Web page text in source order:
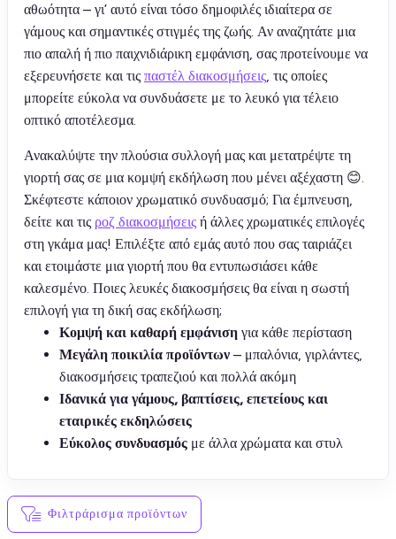
αθωότητα – γι’ αυτό είναι τόσο δημοφιλές ιδιαίτερα σε
γάμους και σημαντικές στιγμές της ζωής. Αν αναζητάτε μια
πιο απαλή ή πιο παιχνιδιάρικη εμφάνιση, σας προτείνουμε να
εξερευνήσετε και τις παστέλ διακοσμήσεις, τις οποίες
μπορείτε εύκολα να συνδυάσετε με το λευκό για τέλειο
οπτικό αποτέλεσμα.
Ανακαλύψτε την πλούσια συλλογή μας και μετατρέψτε τη
γιορτή σας σε μια κομψή εκδήλωση που μένει αξέχαστη 😊.
Σκέφτεστε κάποιον χρωματικό συνδυασμό; Για έμπνευση,
δείτε και τις ροζ διακοσμήσεις ή άλλες χρωματικές επιλογές
στη γκάμα μας! Επιλέξτε από εμάς αυτό που σας ταιριάζει
και ετοιμάστε μια γιορτή που θα εντυπωσιάσει κάθε
καλεσμένο. Ποιες λευκές διακοσμήσεις θα είναι η σωστή
επιλογή για τη δική σας εκδήλωση;
Κομψή και καθαρή εμφάνιση για κάθε περίσταση
Μεγάλη ποικιλία προϊόντων – μπαλόνια, γιρλάντες,
διακοσμήσεις τραπεζιού και πολλά ακόμη
Ιδανικά για γάμους, βαπτίσεις, επετείους και
εταιρικές εκδηλώσεις
Εύκολος συνδυασμός με άλλα χρώματα και στυλ
Φιλτράρισμα προϊόντων